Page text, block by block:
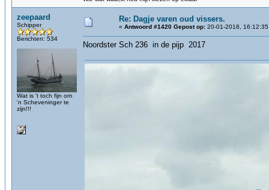
zeepaard
Schipper
Berichten: 534
Wat is 't toch fijn om
'n Scheveninger te
zijn!!!
Re: Dagje varen oud vissers.
« Antwoord #1420 Gepost op: 20-01-2018,
Noordster Sch 236 in de pijp 2017